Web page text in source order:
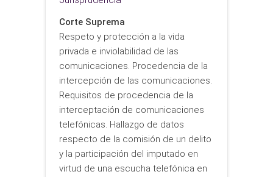
Corte Suprema
Respeto y protección a la vida
privada e inviolabilidad de las
comunicaciones. Procedencia de la
intercepción de las comunicaciones.
Requisitos de procedencia de la
interceptación de comunicaciones
telefónicas. Hallazgo de datos
respecto de la comisión de un delito
y la participación del imputado en
virtud de una escucha telefónica en